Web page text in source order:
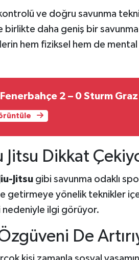
ve doğru savunma
birlikte daha geniş bir
hem fiziksel hem de
2 – 0 Sturm
Jitsu Dikkat
Jitsu gibi savunma odaklı
getirmeye yönelik teknikler
nedeniyle ilgi görüyor.
De